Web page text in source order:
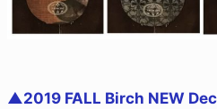
▲2019 FALL Birch NEW